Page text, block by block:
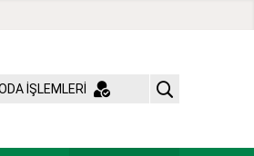
İŞLEMLERİ